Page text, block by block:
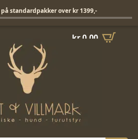
kr0,00
standardpakker over kr 1399,-